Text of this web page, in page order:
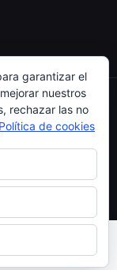
garantizar el
nuestros
rechazar las no
Política de cookies